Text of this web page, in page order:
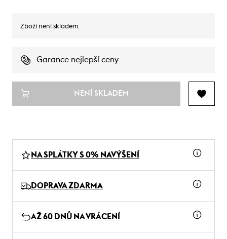
Zboží není skladem.
Garance nejlepší ceny
NENÍ SKLADEM
NA SPLÁTKY S 0% NAVÝŠENÍ
DOPRAVA ZDARMA
AŽ 60 DNŮ NA VRÁCENÍ